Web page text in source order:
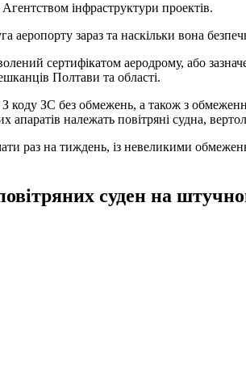
інфраструктури проектів.
аеропорту зараз та наскільки вона
сертифікатом аеродрому, або
Полтави та області.
ЗС без обмежень, а також з
апаратів належать повітряні судна,
на тиждень, із невеликими
суден на